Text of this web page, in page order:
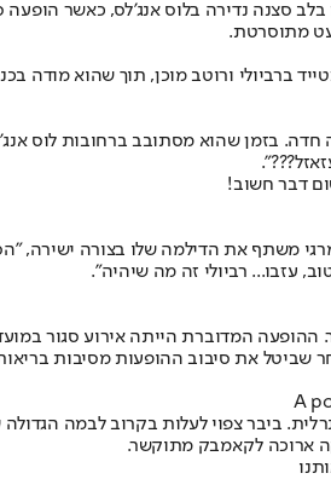
סצנה נדירה בלוס אנג'לס, כאשר
מתוסרטת.
ברביולי ורוטב מוכן, תוך שהוא מודה
בזמן שהוא מסתובב ברחובות לוס
משתף את הדילמה שלו בצורה ישירה,
עזבו... רביולי זה מה שיהיה".
A
ביבר צפוי לעלות בקרוב לבמה
ארוכה לקאמבק מתוקשר.